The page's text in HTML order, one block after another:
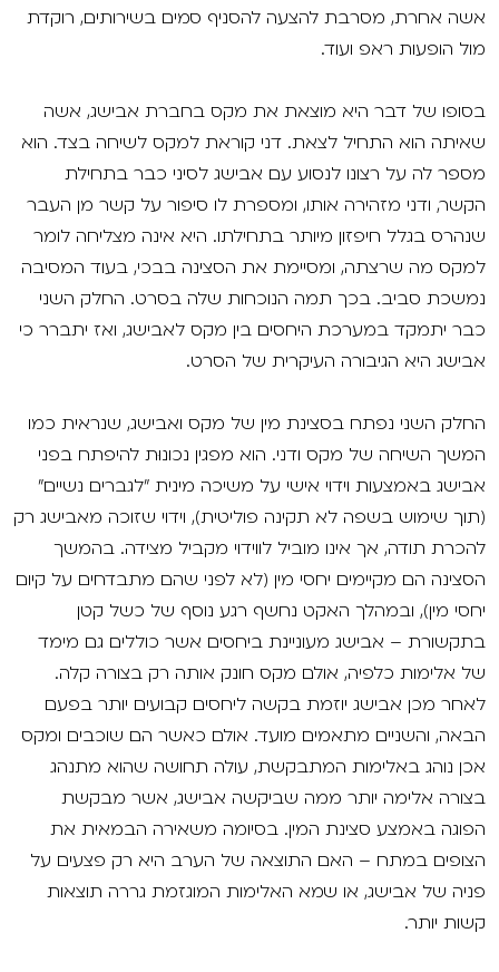
אשה אחרת, מסרבת להצעה להסניף סמים בשירותים, רוקדת
מול הופעות ראפ ועוד.
בסופו של דבר היא מוצאת את מקס בחברת אבישג, אשה
שאיתה הוא התחיל לצאת. דני קוראת למקס לשיחה בצד. הוא
מספר לה על רצונו לנסוע עם אבישג לסיני כבר בתחילת
הקשר, ודני מזהירה אותו, ומספרת לו סיפור על קשר מן העבר
שנהרס בגלל חיפזון מיותר בתחילתו. היא אינה מצליחה לומר
למקס מה שרצתה, ומסיימת את הסצינה בבכי, בעוד המסיבה
נמשכת סביב. בכך תמה הנוכחות שלה בסרט. החלק השני
כבר יתמקד במערכת היחסים בין מקס לאבישג, ואז יתברר כי
אבישג היא הגיבורה העיקרית של הסרט.
החלק השני נפתח בסצינת מין של מקס ואבישג, שנראית כמו
המשך השיחה של מקס ודני. הוא מפגין נכונוּת להיפתח בפני
אבישג באמצעות וידוי אישי על משיכה מינית "לגברים נשיים"
(תוך שימוש בשפה לא תקינה פוליטית), וידוי שזוכה מאבישג רק
להכרת תודה, אך אינו מוביל לווידוי מקביל מצידה. בהמשך
הסצינה הם מקיימים יחסי מין (לא לפני שהם מתבדחים על קיום
יחסי מין), ובמהלך האקט נחשף רגע נוסף של כשל קטן
בתקשורת – אבישג מעוניינת ביחסים אשר כוללים גם מימד
של אלימות כלפיה, אולם מקס חונק אותה רק בצורה קלה.
לאחר מכן אבישג יוזמת בקשה ליחסים קבועים יותר בפעם
הבאה, והשניים מתאמים מועד. אולם כאשר הם שוכבים ומקס
אכן נוהג באלימות המתבקשת, עולה תחושה שהוא מתנהג
בצורה אלימה יותר ממה שביקשה אבישג, אשר מבקשת
הפוגה באמצע סצינת המין. בסיומה משאירה הבמאית את
הצופים במתח – האם התוצאה של הערב היא רק פצעים על
פניה של אבישג, או שמא האלימות המוגזמת גררה תוצאות
קשות יותר.